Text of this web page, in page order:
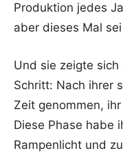
Produktion jedes
aber dieses Mal
Und sie zeigte
Schritt: Nach ihrer
Zeit genommen,
Diese Phase habe
Rampenlicht und